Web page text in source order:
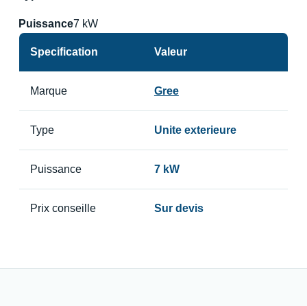
Puissance7 kW
Specification Valeur
Marque Gree
Type Unite exterieure
Puissance 7 kW
Prix conseille Sur devis